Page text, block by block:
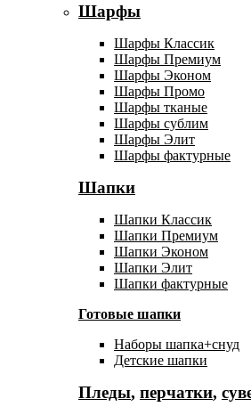
Шарфы
Шарфы Классик
Шарфы Премиум
Шарфы Эконом
Шарфы Промо
Шарфы тканые
Шарфы сублим
Шарфы Элит
Шарфы фактурные
Шапки
Шапки Классик
Шапки Премиум
Шапки Эконом
Шапки Элит
Шапки фактурные
Готовые шапки
Наборы шапка+снуд
Детские шапки
Пледы, перчатки,